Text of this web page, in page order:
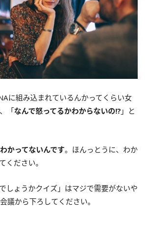
に組み込まれているんかってくらい女
「なんで怒ってるかわからないの!? 」と
かってないんです。ほんっとうに、わか
ください。
しょうかクイズ」はマジで需要がないや
議から下ろしてください。